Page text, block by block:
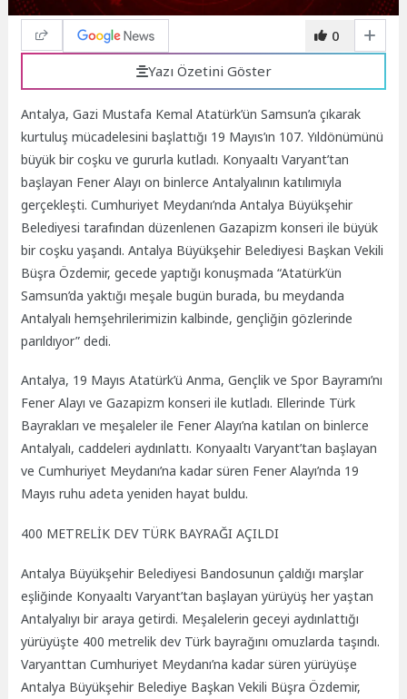
0
Yazı Özetini Göster
Antalya, Gazi Mustafa Kemal Atatürk’ün Samsun’a çıkarak
kurtuluş mücadelesini başlattığı 19 Mayıs’ın 107. Yıldönümünü
büyük bir coşku ve gururla kutladı. Konyaaltı Varyant’tan
başlayan Fener Alayı on binlerce Antalyalının katılımıyla
gerçekleşti. Cumhuriyet Meydanı’nda Antalya Büyükşehir
Belediyesi tarafından düzenlenen Gazapizm konseri ile büyük
bir coşku yaşandı. Antalya Büyükşehir Belediyesi Başkan Vekili
Büşra Özdemir, gecede yaptığı konuşmada “Atatürk’ün
Samsun’da yaktığı meşale bugün burada, bu meydanda
Antalyalı hemşehrilerimizin kalbinde, gençliğin gözlerinde
parıldıyor” dedi.
Antalya, 19 Mayıs Atatürk’ü Anma, Gençlik ve Spor Bayramı’nı
Fener Alayı ve Gazapizm konseri ile kutladı. Ellerinde Türk
Bayrakları ve meşaleler ile Fener Alayı’na katılan on binlerce
Antalyalı, caddeleri aydınlattı. Konyaaltı Varyant’tan başlayan
ve Cumhuriyet Meydanı’na kadar süren Fener Alayı’nda 19
Mayıs ruhu adeta yeniden hayat buldu.
400 METRELİK DEV TÜRK BAYRAĞI AÇILDI
Antalya Büyükşehir Belediyesi Bandosunun çaldığı marşlar
eşliğinde Konyaaltı Varyant’tan başlayan yürüyüş her yaştan
Antalyalıyı bir araya getirdi. Meşalelerin geceyi aydınlattığı
yürüyüşte 400 metrelik dev Türk bayrağını omuzlarda taşındı.
Varyanttan Cumhuriyet Meydanı’na kadar süren yürüyüşe
Antalya Büyükşehir Belediye Başkan Vekili Büşra Özdemir,